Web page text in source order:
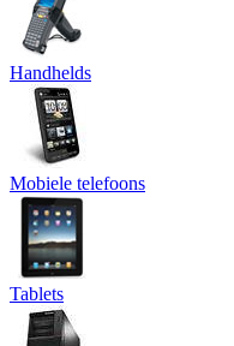
Handhelds
Mobiele telefoons
Tablets